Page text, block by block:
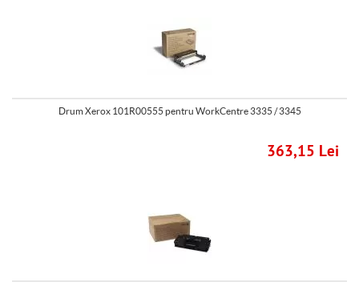
Drum Xerox 101R00555 pentru WorkCentre 3335 / 3345
363,15 Lei